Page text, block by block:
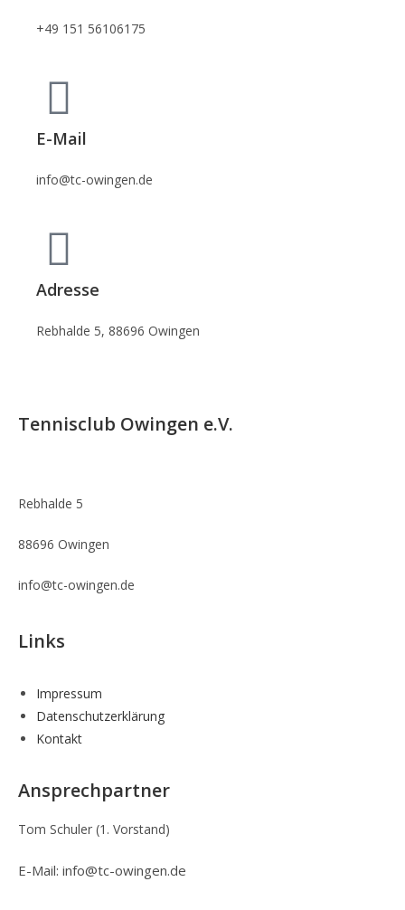
+49 151 56106175
E-Mail
info@tc-owingen.de
Adresse
Rebhalde 5, 88696 Owingen
Tennisclub Owingen e.V.
Rebhalde 5
88696 Owingen
info@tc-owingen.de
Links
Impressum
Datenschutzerklärung
Kontakt
Ansprechpartner
Tom Schuler (1. Vorstand)
E-Mail: info@tc-owingen.de